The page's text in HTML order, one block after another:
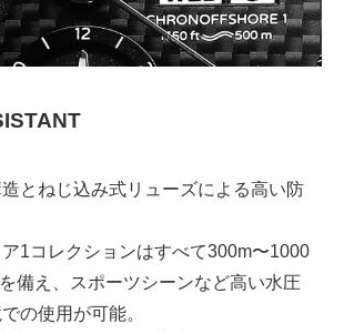
とねじ込み式リューズによる高い防
1コレクションはすべて300m〜1000
備え、スポーツシーンなど高い水圧
の使用が可能。